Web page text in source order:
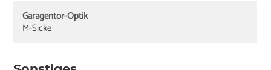
Garagentor-Optik
M-Sicke